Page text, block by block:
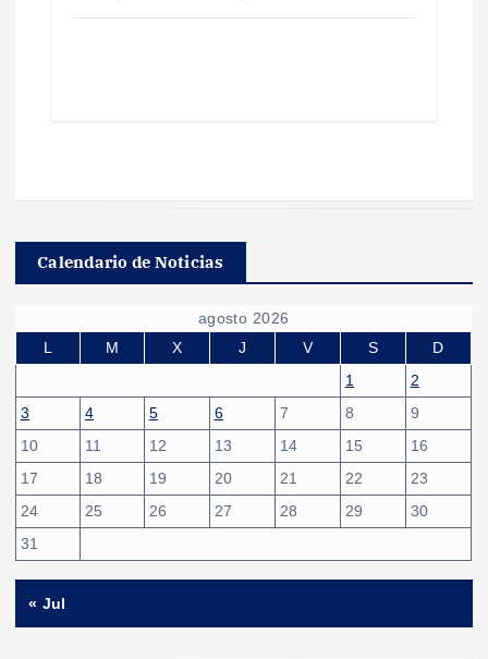
Calendario de Noticias
agosto 2026
L
M X J V S
D
1
2
3
4 5 6 7 8
9
10
11 12 13 14 15
16
17
18 19 20 21 22
23
24
25 26 27 28 29
30
31
« Jul